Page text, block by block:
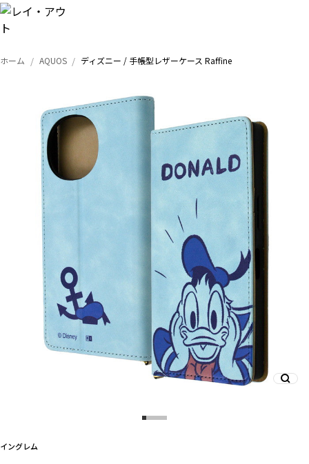
トップ
iPhone
Xperia
Galaxy
AQUOS
Google
And More
デザインから探す
ホーム AQUOS ディズニー / 手帳型レザーケース Raffine
イングレム